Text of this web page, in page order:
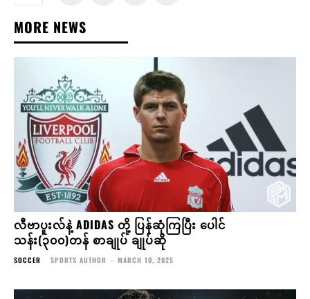
MORE NEWS
လီဗာပူးလ်နဲ့ ADIDAS တို့ ပြန်ဆုံကြပြီး ပေါင်
သန်း(၃၀၀)တန် စာချုပ် ချုပ်ဆို
SOCCER SPORTS AUTHOR - MARCH 10, 2025